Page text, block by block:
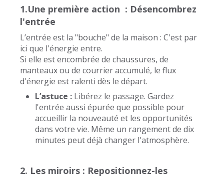
1.Une première action : Désencombrez
l'entrée
L’entrée est la "bouche" de la maison : C'est par
ici que l'énergie entre.
Si elle est encombrée de chaussures, de
manteaux ou de courrier accumulé, le flux
d'énergie est ralenti dès le départ.
L’astuce : Libérez le passage. Gardez
l'entrée aussi épurée que possible pour
accueillir la nouveauté et les opportunités
dans votre vie. Même un rangement de dix
minutes peut déjà changer l'atmosphère.
2. Les miroirs : Repositionnez-les